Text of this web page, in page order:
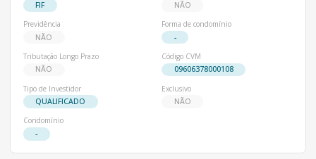
FIF
NÃO
Previdência
NÃO
Forma de condomínio
-
Tributação Longo Prazo
NÃO
Código CVM
09606378000108
Tipo de Investidor
QUALIFICADO
Exclusivo
NÃO
Condomínio
-